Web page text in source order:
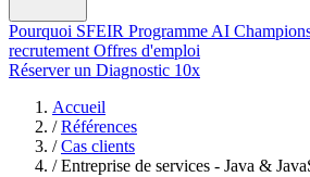
Pourquoi SFEIR Programme AI
recrutement Offres d'emploi
Réserver un Diagnostic 10x
Accueil
/ Références
/ Cas clients
/ Entreprise de services - Java &